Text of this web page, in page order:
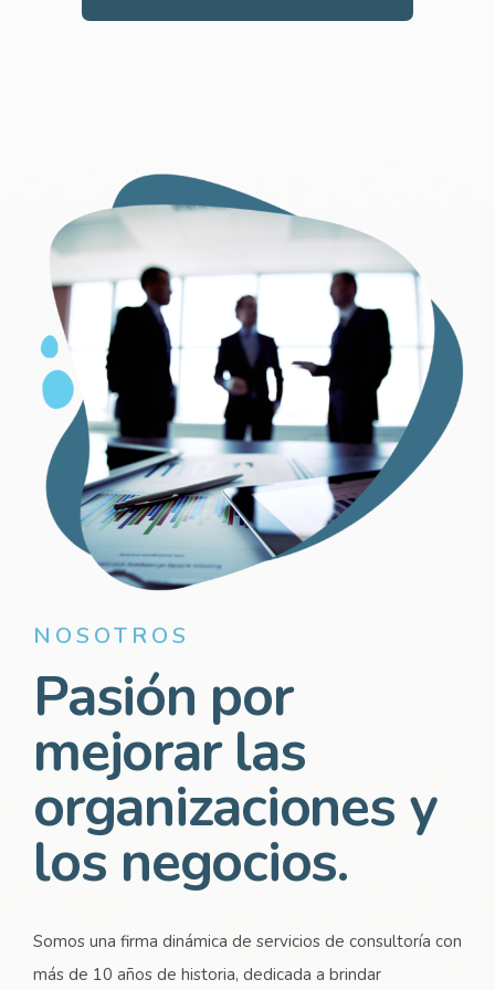
NOSOTROS
Pasión por
mejorar las
organizaciones y
los negocios.
Somos una firma dinámica de servicios de consultoría con
más de 10 años de historia, dedicada a brindar